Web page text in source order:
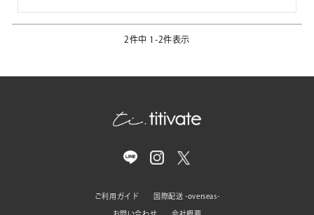
2件中 1 -2件表示
ご利用ガイド 国際配送 -overseas-